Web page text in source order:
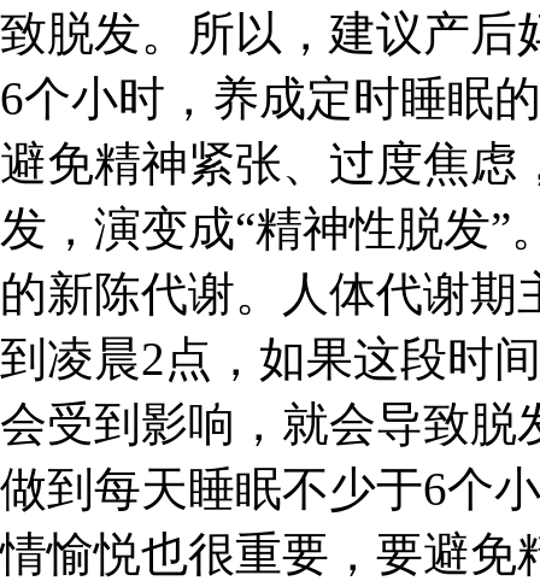
致脱发。所以，建议产后
6个小时，养成定时睡眠
避免精神紧张、过度焦虑
发，演变成“精神性脱发
的新陈代谢。人体代谢期
到凌晨2点，如果这段时
会受到影响，就会导致脱
做到每天睡眠不少于6个
情愉悦也很重要，要避免